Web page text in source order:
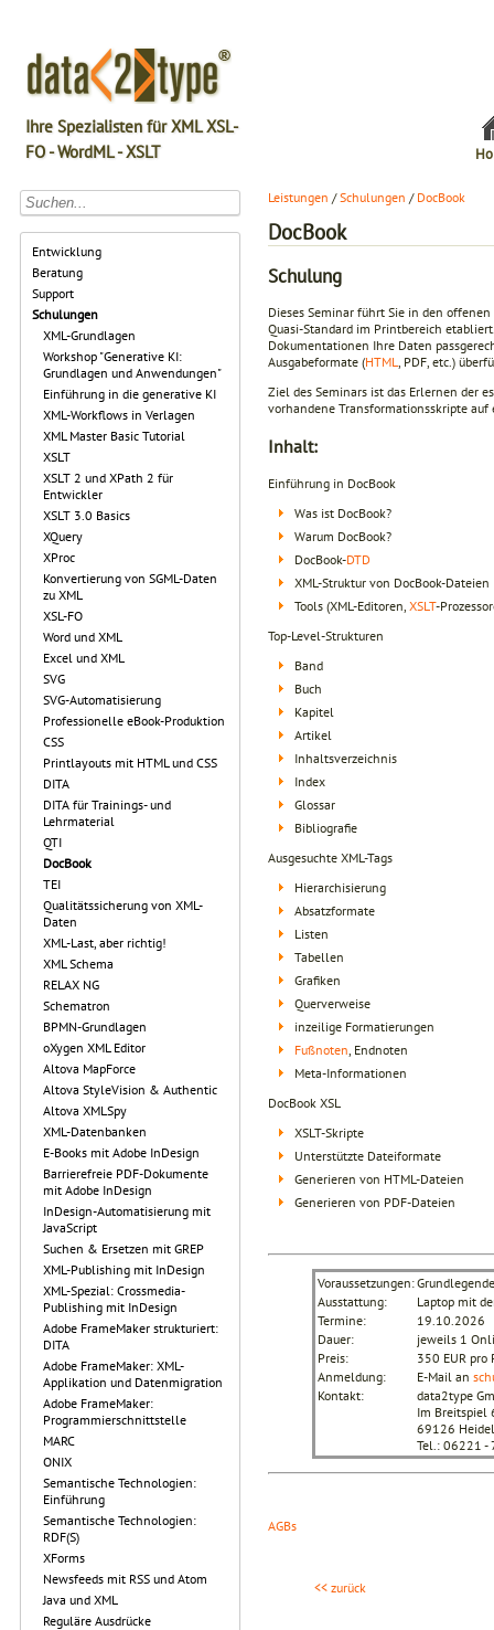
Ihre Spezialisten für XML XSL-
FO - WordML - XSLT
Entwicklung
Beratung
Support
Schulungen
XML-Grundlagen
Workshop "Generative KI:
Grundlagen und Anwendungen"
Einführung in die generative KI
XML-Workflows in Verlagen
XML Master Basic Tutorial
XSLT
XSLT 2 und XPath 2 für
Entwickler
XSLT 3.0 Basics
XQuery
XProc
Konvertierung von SGML-Daten
zu XML
XSL-FO
Word und XML
Excel und XML
SVG
SVG-Automatisierung
Professionelle eBook-Produktion
CSS
Printlayouts mit HTML und CSS
DITA
DITA für Trainings- und
Lehrmaterial
QTI
DocBook
TEI
Qualitätssicherung von XML-
Daten
XML-Last, aber richtig!
XML Schema
RELAX NG
Schematron
BPMN-Grundlagen
oXygen XML Editor
Altova MapForce
Altova StyleVision & Authentic
Altova XMLSpy
XML-Datenbanken
E-Books mit Adobe InDesign
Barrierefreie PDF-Dokumente
mit Adobe InDesign
InDesign-Automatisierung mit
JavaScript
Suchen & Ersetzen mit GREP
XML-Publishing mit InDesign
XML-Spezial: Crossmedia-
Publishing mit InDesign
Adobe FrameMaker strukturiert:
DITA
Adobe FrameMaker: XML-
Applikation und Datenmigration
Adobe FrameMaker:
Programmierschnittstelle
MARC
ONIX
Semantische Technologien:
Einführung
Semantische Technologien:
RDF(S)
XForms
Newsfeeds mit RSS und Atom
Java und XML
Reguläre Ausdrücke
Leistungen /Schulungen / DocBook
DocBook
Schulung
Dieses Seminar führt Sie in den
Quasi-Standard im Printbereich
Dokumentationen Ihre Daten
Ausgabeformate (HTML, PDF, etc.)
Ziel des Seminars ist das Erlernen der
vorhandene Transformationsskripte auf
Inhalt:
Einführung in DocBook
Was ist DocBook?
Warum DocBook?
DocBook-DTD
XML-Struktur von DocBook-Dateien
Tools (XML-Editoren, XSLT-
Top-Level-Strukturen
Band
Buch
Kapitel
Artikel
Inhaltsverzeichnis
Index
Glossar
Bibliografie
Ausgesuchte XML-Tags
Hierarchisierung
Absatzformate
Listen
Tabellen
Grafiken
Querverweise
inzeilige Formatierungen
Fußnoten , Endnoten
Meta-Informationen
DocBook XSL
XSLT-Skripte
Unterstützte Dateiformate
Generieren von HTML-Dateien
Generieren von PDF-Dateien
Voraussetzungen:
Ausstattung:
Laptop mit
Termine:
19.10.2026
Dauer:
jeweils 1
Preis:
350 EUR pro
Anmeldung:
E-Mail an
Kontakt:
data2type
Im Breitspiel
69126
Tel.: 06221 -
AGBs
<< zurück